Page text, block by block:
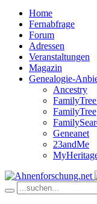
Home
Fernabfrage
Forum
Adressen
Veranstaltungen
Magazin
Genealogie-
Ancestry
FamilyTree
Geneanet
23andMe